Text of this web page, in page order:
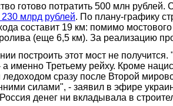
готово потратить 500 млн рублей.
230 млрд рублей. По плану-графику
составит 19 км: помимо
(еще 6,5 км). За реализацию
построить этот мост не
а именно Третьему рейху. Кроме
сразу после Второй
силами", - заявил в эфире
денег ни вкладывала в